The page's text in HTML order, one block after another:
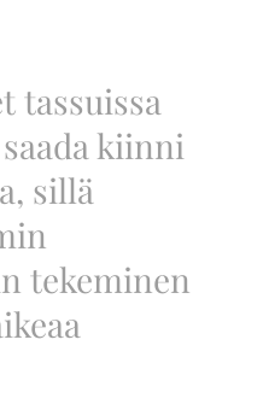
tassuissa
kiinni
sillä
tekeminen